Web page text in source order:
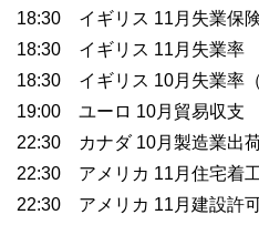
18:30 イギリス 11月失業保
18:30 イギリス 11月失業率
18:30 イギリス 10月失業率（
19:00 ユーロ 10月貿易収支
22:30 カナダ 10月製造業出
22:30 アメリカ 11月住宅着
22:30 アメリカ 11月建設許